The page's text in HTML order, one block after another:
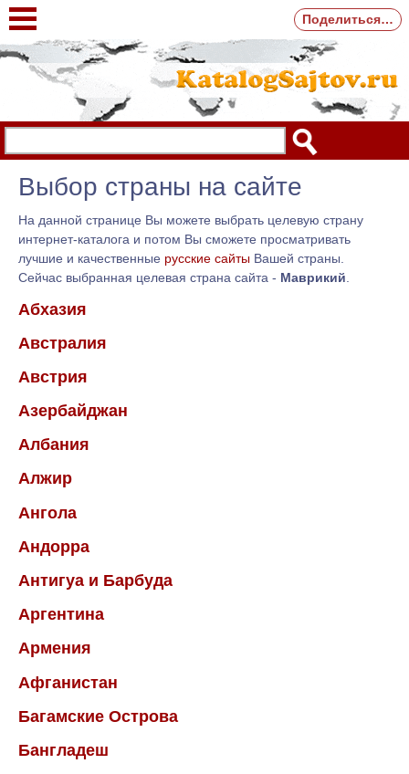
Выбор страны на сайте
На данной странице Вы можете выбрать целевую страну
интернет-каталога и потом Вы сможете просматривать
лучшие и качественные русские сайты Вашей страны.
Сейчас выбранная целевая страна сайта - Маврикий
Абхазия
Австралия
Австрия
Азербайджан
Албания
Алжир
Ангола
Андорра
Антигуа и Барбуда
Аргентина
Армения
Афганистан
Багамские Острова
Бангладеш
Поделиться…